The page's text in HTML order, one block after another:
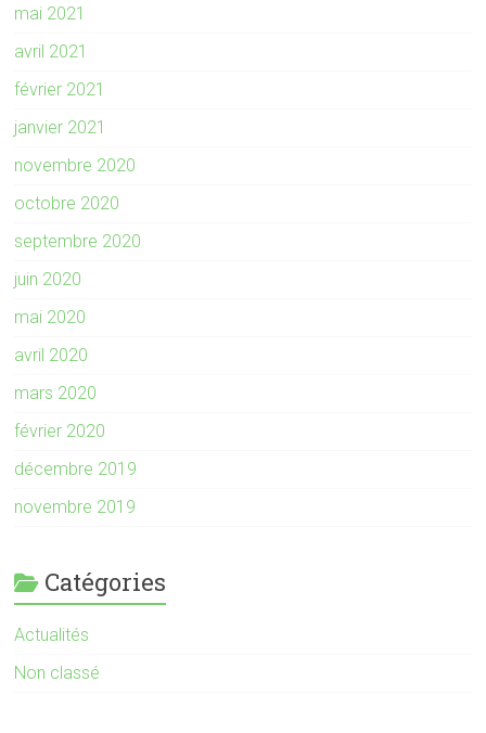
mai 2021
avril 2021
février 2021
janvier 2021
novembre 2020
octobre 2020
septembre 2020
juin 2020
mai 2020
avril 2020
mars 2020
février 2020
décembre 2019
novembre 2019
Catégories
Actualités
Non classé